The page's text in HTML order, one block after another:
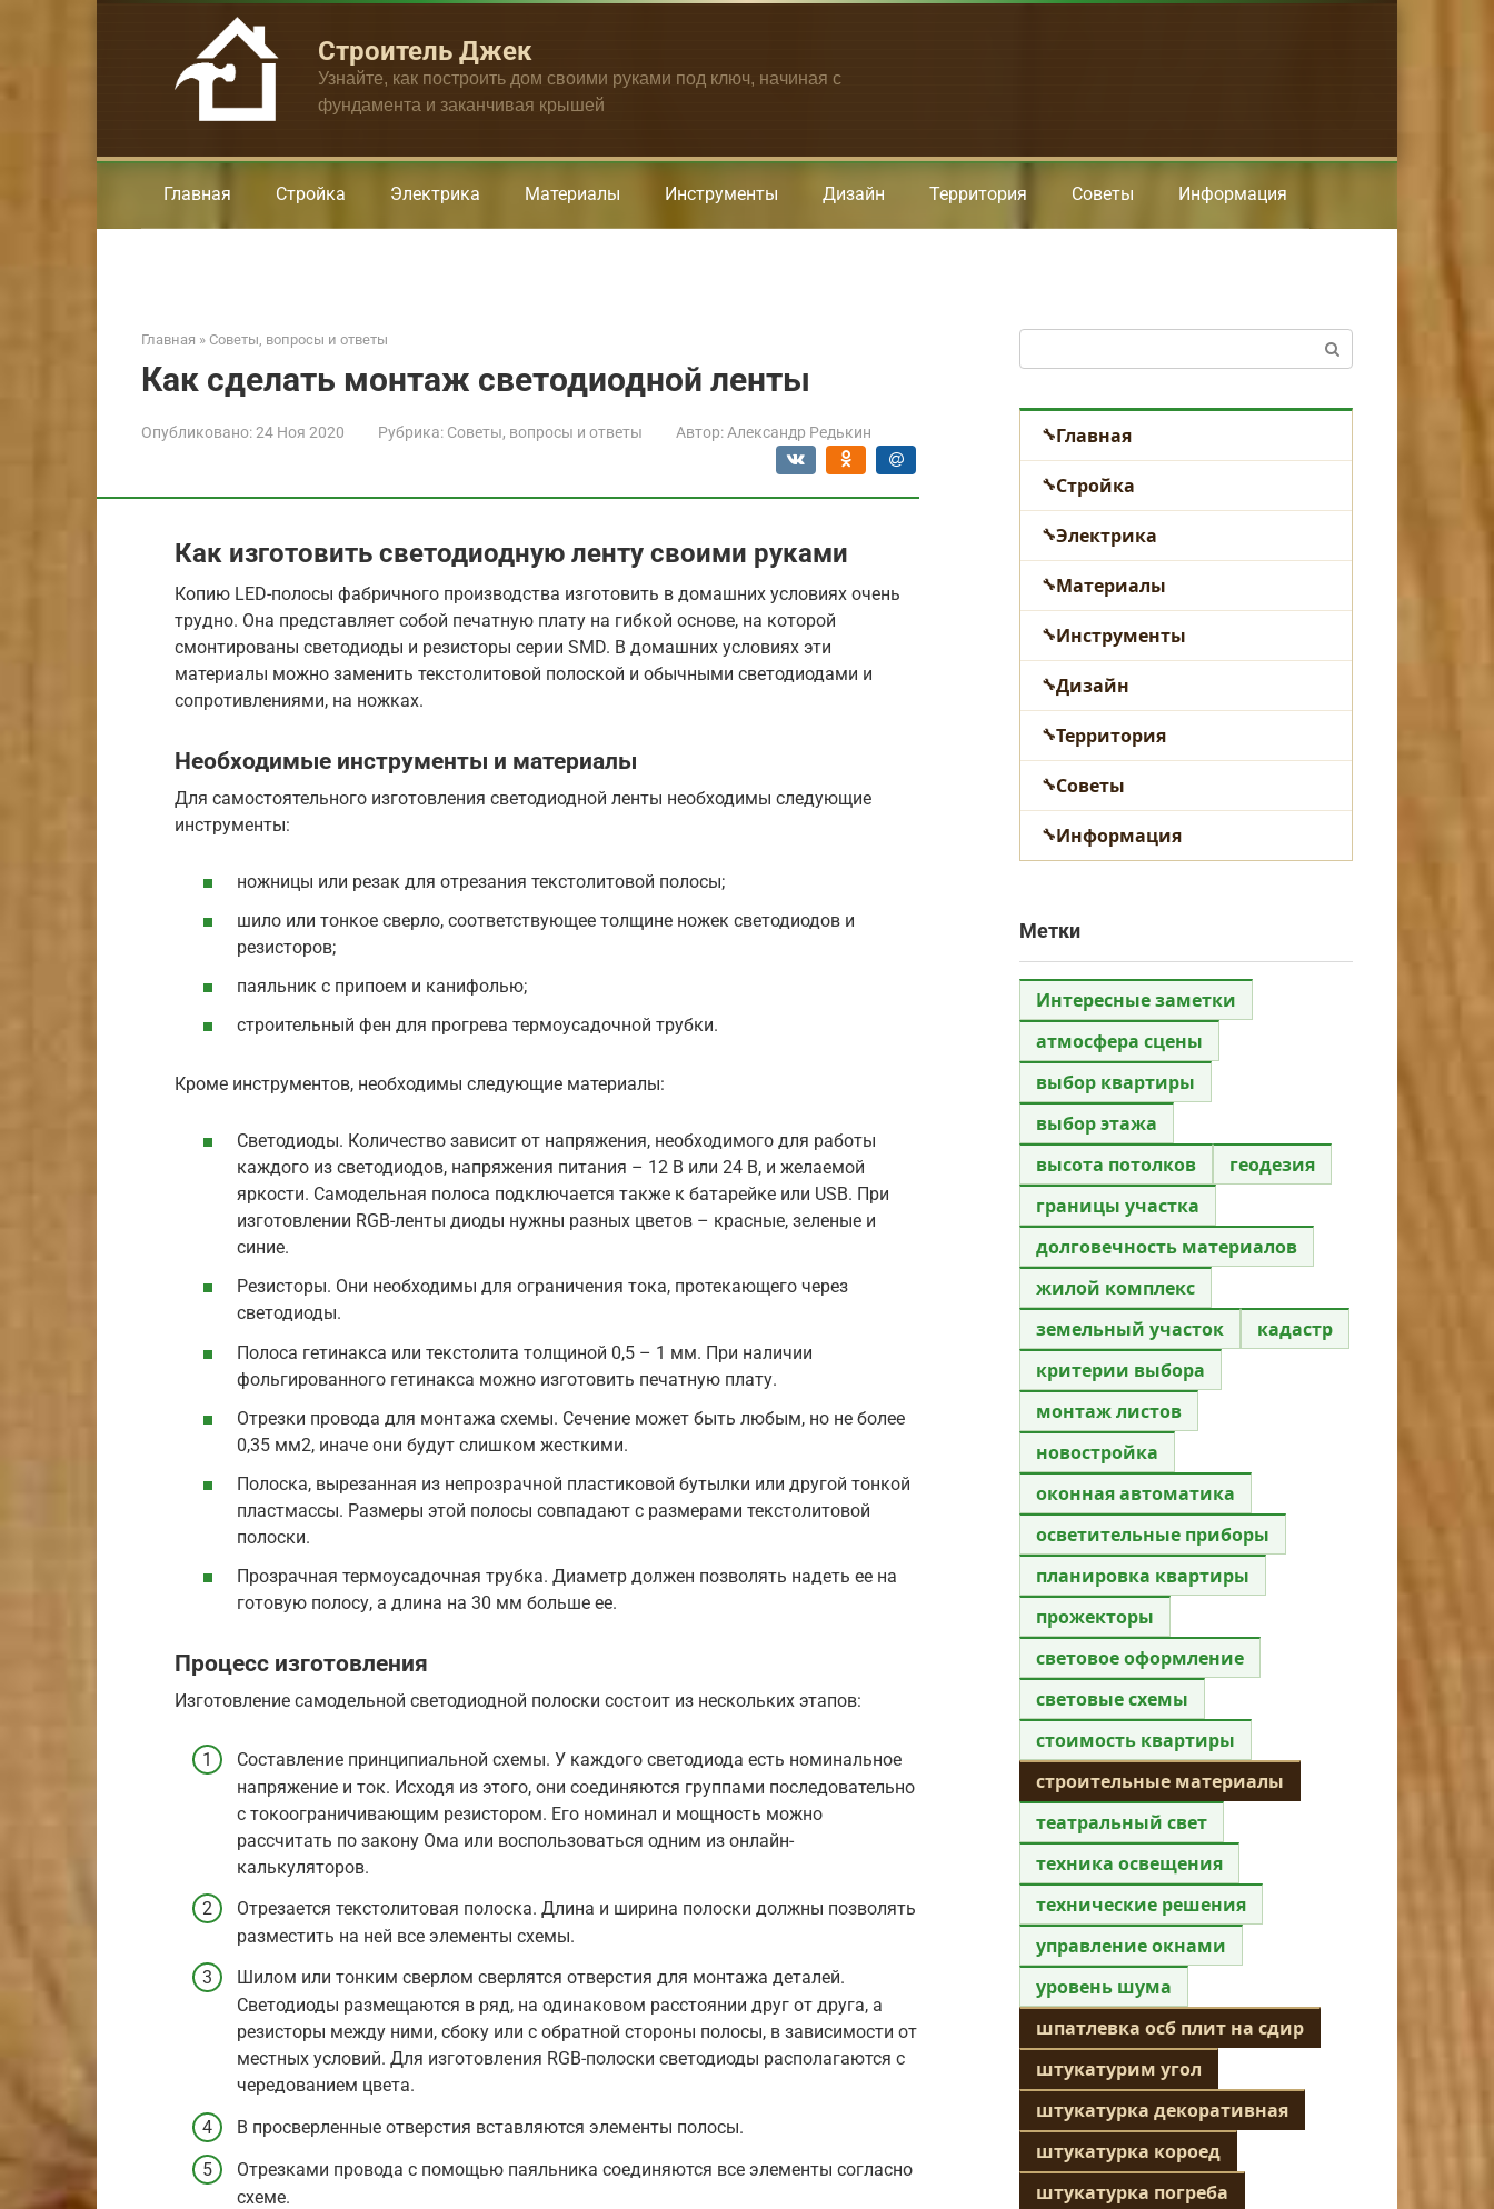
Строитель Джек
Узнайте, как построить дом своими руками под ключ, начиная с
фундамента и заканчивая крышей
Главная Стройка Электрика Материалы Инструменты Дизайн Территория Советы Информация
Главная » Советы, вопросы и ответы
Как сделать монтаж светодиодной ленты
Опубликовано:24 Ноя 2020 Рубрика: Советы, вопросы и ответы Автор: Александр Редькин
Как изготовить светодиодную ленту своими руками
Копию LED-полосы фабричного производства изготовить в домашних условиях очень
трудно. Она представляет собой печатную плату на гибкой основе, на которой
смонтированы светодиоды и резисторы серии SMD. В домашних условиях эти
материалы можно заменить текстолитовой полоской и обычными светодиодами и
сопротивлениями, на ножках.
Необходимые инструменты и материалы
Для самостоятельного изготовления светодиодной ленты необходимы следующие
инструменты:
ножницы или резак для отрезания текстолитовой полосы;
шило или тонкое сверло, соответствующее толщине ножек светодиодов и
резисторов;
паяльник с припоем и канифолью;
строительный фен для прогрева термоусадочной трубки.
Кроме инструментов, необходимы следующие материалы:
Светодиоды. Количество зависит от напряжения, необходимого для работы
каждого из светодиодов, напряжения питания – 12 В или 24 В, и желаемой
яркости. Самодельная полоса подключается также к батарейке или USB. При
изготовлении RGB-ленты диоды нужны разных цветов – красные, зеленые и
синие.
Резисторы. Они необходимы для ограничения тока, протекающего через
светодиоды.
Полоса гетинакса или текстолита толщиной 0,5 – 1 мм. При наличии
фольгированного гетинакса можно изготовить печатную плату.
Отрезки провода для монтажа схемы. Сечение может быть любым, но не более
0,35 мм2, иначе они будут слишком жесткими.
Полоска, вырезанная из непрозрачной пластиковой бутылки или другой тонкой
пластмассы. Размеры этой полосы совпадают с размерами текстолитовой
полоски.
Прозрачная термоусадочная трубка. Диаметр должен позволять надеть ее на
готовую полосу, а длина на 30 мм больше ее.
Процесс изготовления
Изготовление самодельной светодиодной полоски состоит из нескольких этапов:
Составление принципиальной схемы. У каждого светодиода есть номинальное
напряжение и ток. Исходя из этого, они соединяются группами последовательно
с токоограничивающим резистором. Его номинал и мощность можно
рассчитать по закону Ома или воспользоваться одним из онлайн-
калькуляторов.
Отрезается текстолитовая полоска. Длина и ширина полоски должны позволять
разместить на ней все элементы схемы.
Шилом или тонким сверлом сверлятся отверстия для монтажа деталей.
Светодиоды размещаются в ряд, на одинаковом расстоянии друг от друга, а
резисторы между ними, сбоку или с обратной стороны полосы, в зависимости от
местных условий. Для изготовления RGB-полоски светодиоды располагаются с
чередованием цвета.
В просверленные отверстия вставляются элементы полосы.
Отрезками провода с помощью паяльника соединяются все элементы согласно
схеме.
Главная
Стройка
Электрика
Материалы
Инструменты
Дизайн
Территория
Советы
Информация
Метки
Интересные заметки
атмосфера сцены
выбор квартиры
выбор этажа
высота потолков
геодезия
границы участка
долговечность материалов
жилой комплекс
земельный участок
кадастр
критерии выбора
монтаж листов
новостройка
оконная автоматика
осветительные приборы
планировка квартиры
прожекторы
световое оформление
световые схемы
стоимость квартиры
строительные материалы
театральный свет
техника освещения
технические решения
управление окнами
уровень шума
шпатлевка осб плит на сдир
штукатурим угол
штукатурка декоративная
штукатурка короед
штукатурка погреба